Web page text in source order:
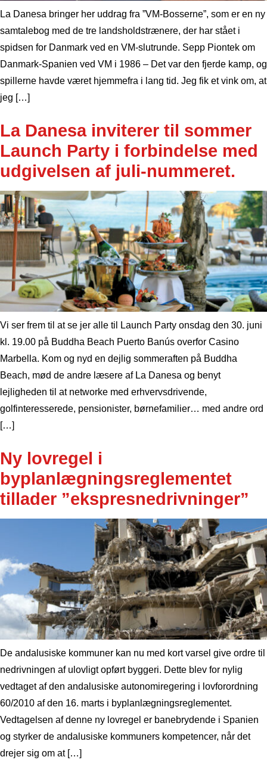
La Danesa bringer her uddrag fra ”VM-Bosserne”, som er en ny
samtalebog med de tre landsholdstrænere, der har stået i
spidsen for Danmark ved en VM-slutrunde. Sepp Piontek om
Danmark-Spanien ved VM i 1986 – Det var den fjerde kamp, og
spillerne havde været hjemmefra i lang tid. Jeg fik et vink om, at
jeg […]
La Danesa inviterer til sommer
Launch Party i forbindelse med
udgivelsen af juli-nummeret.
Vi ser frem til at se jer alle til Launch Party onsdag den 30. juni
kl. 19.00 på Buddha Beach Puerto Banús overfor Casino
Marbella. Kom og nyd en dejlig sommeraften på Buddha
Beach, mød de andre læsere af La Danesa og benyt
lejligheden til at networke med erhvervsdrivende,
golfinteresserede, pensionister, børnefamilier… med andre ord
[…]
Ny lovregel i
byplanlægningsreglementet
tillader ”ekspresnedrivninger”
De andalusiske kommuner kan nu med kort varsel give ordre til
nedrivningen af ulovligt opført byggeri. Dette blev for nylig
vedtaget af den andalusiske autonomiregering i lovforordning
60/2010 af den 16. marts i byplanlægningsreglementet.
Vedtagelsen af denne ny lovregel er banebrydende i Spanien
og styrker de andalusiske kommuners kompetencer, når det
drejer sig om at […]